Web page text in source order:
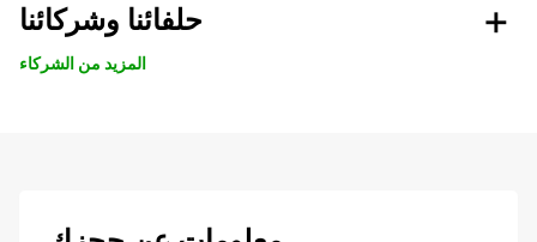
حلفائنا وشركائنا
المزيد من الشركاء